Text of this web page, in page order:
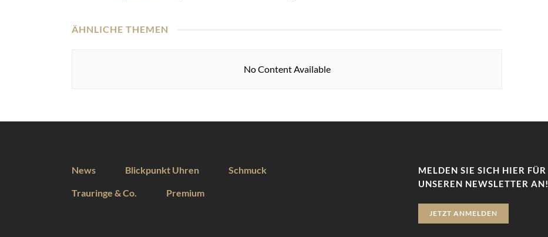
ÄHNLICHE THEMEN
No Content Available
News Blickpunkt Uhren Schmuck
Trauringe & Co. Premium
MELDEN SIE SICH HIER FÜR
UNSEREN NEWSLETTER AN!
JETZT ANMELDEN